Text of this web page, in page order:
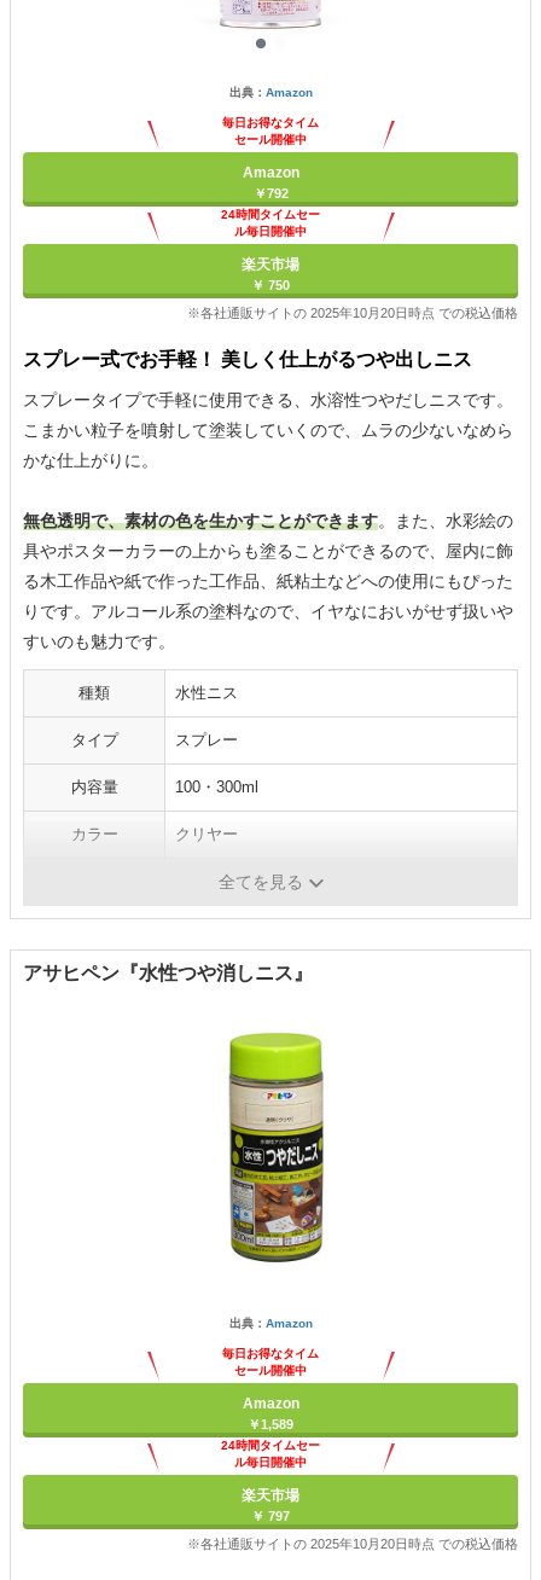
出典： Amazon
毎日お得なタイム
セール開催中
Amazon
￥792
24時間タイムセー
ル毎日開催中
楽天市場
￥ 750
※各社通販サイトの 2025年10月20日時点 での税込価格
スプレー式でお手軽！ 美しく仕上がるつや出しニス
スプレータイプで手軽に使用できる、水溶性つやだしニスです。
こまかい粒子を噴射して塗装していくので、ムラの少ないなめら
かな仕上がりに。
無色透明で、素材の色を生かすことができます。また、水彩絵の
具やポスターカラーの上からも塗ることができるので、屋内に飾
る木工作品や紙で作った工作品、紙粘土などへの使用にもぴった
りです。アルコール系の塗料なので、イヤなにおいがせず扱いや
すいのも魅力です。
種類 水性ニス
タイプ スプレー
内容量 100・300ml
カラー クリヤー
F☆☆☆☆全てを見る
アサヒペン『水性つや消しニス』
出典： Amazon
毎日お得なタイム
セール開催中
Amazon
￥1,589
24時間タイムセー
ル毎日開催中
楽天市場
￥ 797
※各社通販サイトの 2025年10月20日時点 での税込価格